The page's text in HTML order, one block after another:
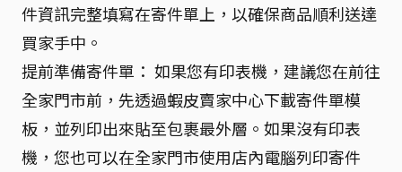
件資訊完整填寫在寄件單上，以確保商品順利送達
買家手中。
提前準備寄件單： 如果您有印表機，建議您在前往
全家門市前，先透過蝦皮賣家中心下載寄件單模
板，並列印出來貼至包裹最外層。如果沒有印表
機，您也可以在全家門市使用店內電腦列印寄件